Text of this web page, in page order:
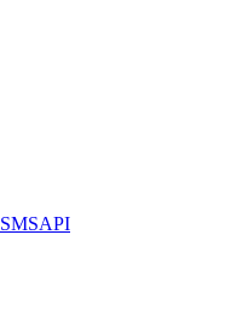
SMSAPI